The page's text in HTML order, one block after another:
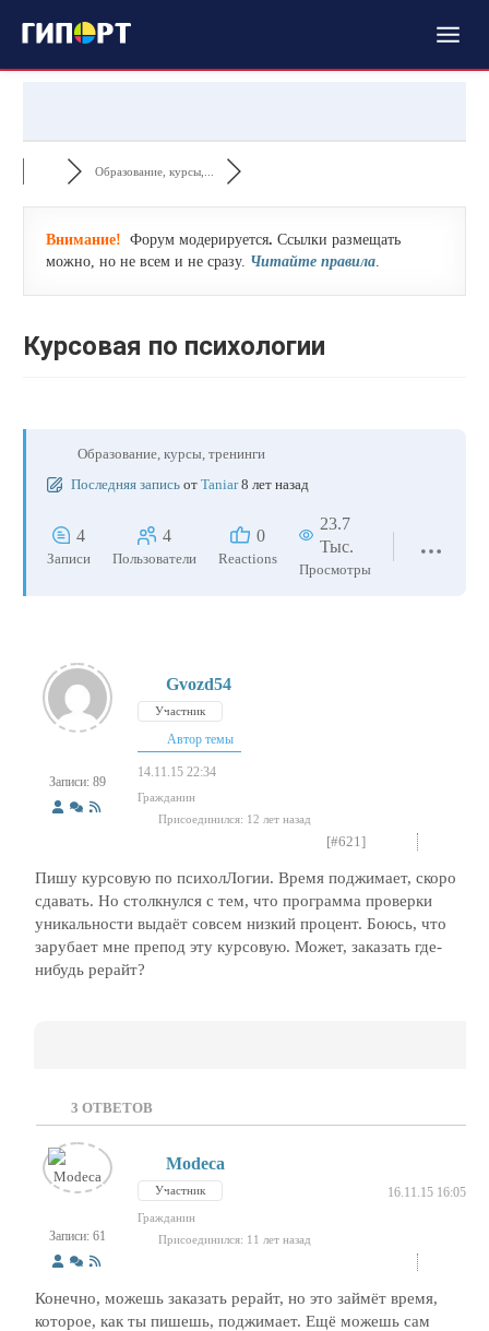
Образование, курсы,...
Внимание! Форум модерируется. Ссылки размещать
можно, но не всем и не сразу. Читайте правила.
Курсовая по психологии
Образование, курсы, тренинги
Последняя запись от Taniar 8 лет назад
4
Записи
4
Пользователи
0
Reactions
23.7
Тыс.
Просмотры
Записи: 89
Gvozd54
Участник
Автор темы
14.11.15 22:34
Гражданин
Присоединился: 12 лет назад
[#621]
Пишу курсовую по психолЛогии. Время поджимает, скоро
сдавать. Но столкнулся с тем, что программа проверки
уникальности выдаёт совсем низкий процент. Боюсь, что
зарубает мне препод эту курсовую. Может, заказать где-
нибудь рерайт?
3 ОТВЕТОВ
Записи: 61
Modeca
Участник 16.11.15 16:05
Гражданин
Присоединился: 11 лет назад
Конечно, можешь заказать рерайт, но это займёт время,
которое, как ты пишешь, поджимает. Ещё можешь сам